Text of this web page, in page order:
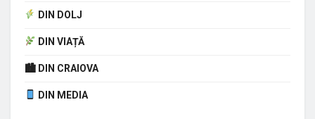
DIN DOLJ
DIN VIAȚĂ
🏙 DIN CRAIOVA
DIN MEDIA